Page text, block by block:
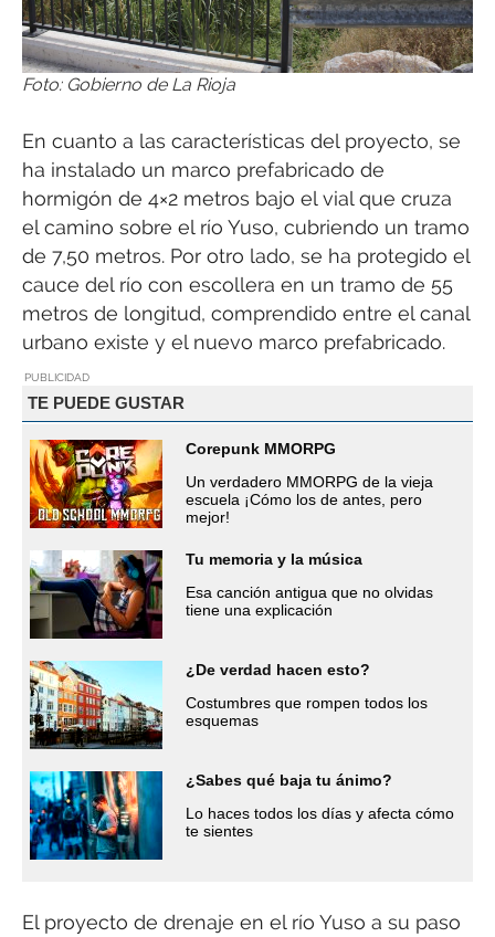
Foto: Gobierno de La Rioja
En cuanto a las características del proyecto, se
ha instalado un marco prefabricado de
hormigón de 4×2 metros bajo el vial que cruza
el camino sobre el río Yuso, cubriendo un tramo
de 7,50 metros. Por otro lado, se ha protegido el
cauce del río con escollera en un tramo de 55
metros de longitud, comprendido entre el canal
urbano existe y el nuevo marco prefabricado.
PUBLICIDAD
TE PUEDE GUSTAR
Corepunk MMORPG
Un verdadero MMORPG de la vieja
escuela ¡Cómo los de antes, pero
mejor!
Tu memoria y la música
Esa canción antigua que no olvidas
tiene una explicación
¿De verdad hacen esto?
Costumbres que rompen todos los
esquemas
¿Sabes qué baja tu ánimo?
Lo haces todos los días y afecta cómo
te sientes
El proyecto de drenaje en el río Yuso a su paso